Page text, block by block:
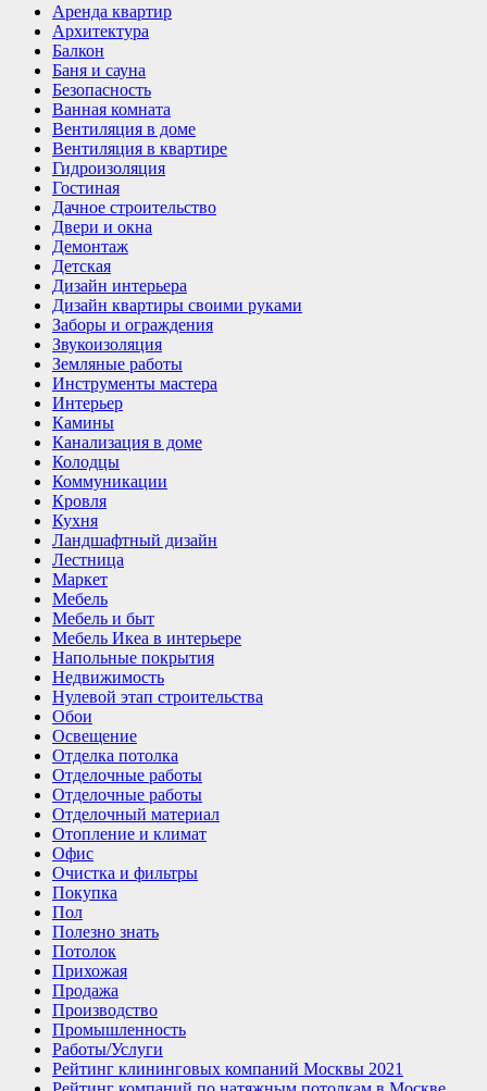
Аренда квартир
Архитектура
Балкон
Баня и сауна
Безопасность
Ванная комната
Вентиляция в доме
Вентиляция в квартире
Гидроизоляция
Гостиная
Дачное строительство
Двери и окна
Демонтаж
Детская
Дизайн интерьера
Дизайн квартиры своими руками
Заборы и ограждения
Звукоизоляция
Земляные работы
Инструменты мастера
Интерьер
Камины
Канализация в доме
Колодцы
Коммуникации
Кровля
Кухня
Ландшафтный дизайн
Лестница
Маркет
Мебель
Мебель и быт
Мебель Икеа в интерьере
Напольные покрытия
Недвижимость
Нулевой этап строительства
Обои
Освещение
Отделка потолка
Отделочные работы
Отделочные работы
Отделочный материал
Отопление и климат
Офис
Очистка и фильтры
Покупка
Пол
Полезно знать
Потолок
Прихожая
Продажа
Производство
Промышленность
Работы/Услуги
Рейтинг клининговых компаний Москвы 2021